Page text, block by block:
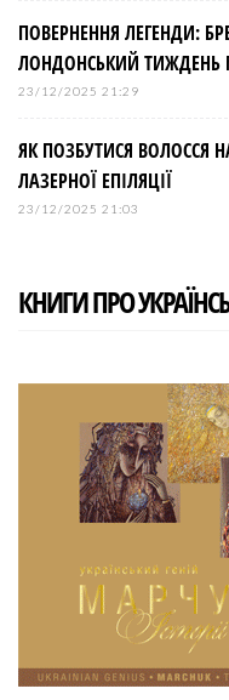
ПОВЕРНЕННЯ ЛЕГЕНДИ:
ЛОНДОНСЬКИЙ
23/12/2025 21:29
ЯК ПОЗБУТИСЯ ВОЛОССЯ
ЛАЗЕРНОЇ ЕПІЛЯЦІЇ
23/12/2025 21:03
КНИГИ ПРО